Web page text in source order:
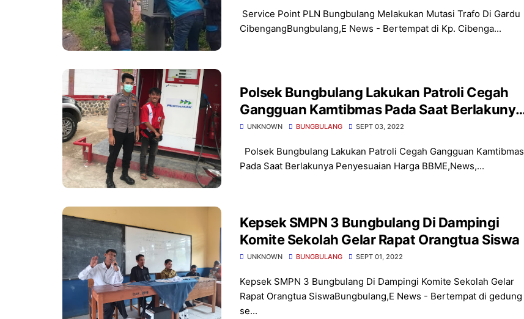
Service Point PLN Bungbulang Melakukan Mutasi Trafo Di Gardu
CibengangBungbulang,E News - Bertempat di Kp. Cibenga...
Polsek Bungbulang Lakukan Patroli Cegah
Gangguan Kamtibmas Pada Saat Berlakunya
Penyesuaian Harga BBM
UNKNOWN BUNGBULANG SEPT 03, 2022
Polsek Bungbulang Lakukan Patroli Cegah Gangguan Kamtibmas
Pada Saat Berlakunya Penyesuaian Harga BBME,News,...
Kepsek SMPN 3 Bungbulang Di Dampingi
Komite Sekolah Gelar Rapat Orangtua Siswa
UNKNOWN BUNGBULANG SEPT 01, 2022
Kepsek SMPN 3 Bungbulang Di Dampingi Komite Sekolah Gelar
Rapat Orangtua SiswaBungbulang,E News - Bertempat di gedung
se...